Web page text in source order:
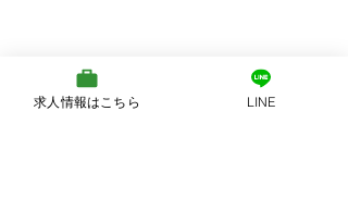
求人情報はこちら LINE